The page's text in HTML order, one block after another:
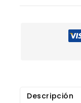
Descripción